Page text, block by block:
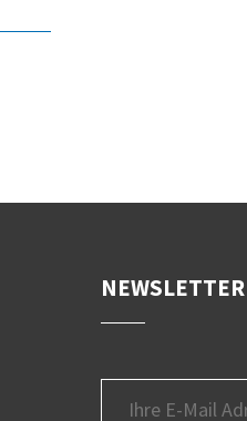
NEWSLETTER